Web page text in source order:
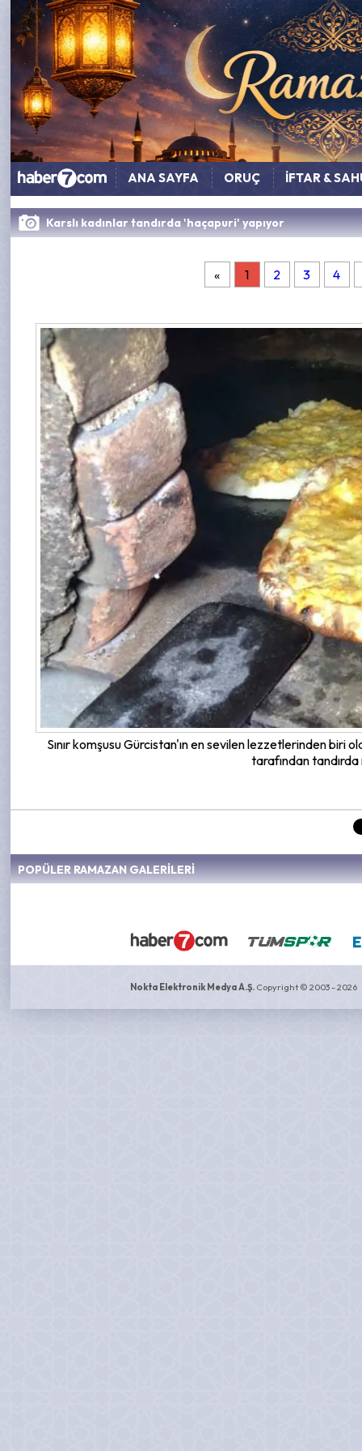
ANA SAYFA ORUÇ İFTAR &
Karslı kadınlar tandırda 'haçapuri' yapıyor
« 1 2 3 4
Sınır komşusu Gürcistan'ın en sevilen lezzetlerinden biri
tarafından tandırda
POPÜLER RAMAZAN GALERİLERİ
Nokta Elektronik Medya A.Ş. Copyright © 2003 - 2026